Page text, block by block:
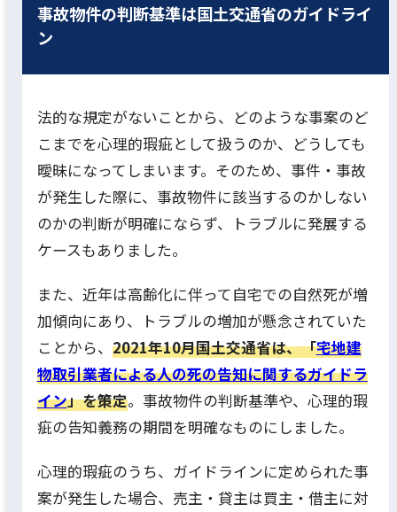
事故物件の判断基準は国土交通省のガイドライ
ン
法的な規定がないことから、どのような事案のど
こまでを心理的瑕疵として扱うのか、どうしても
曖昧になってしまいます。そのため、事件・事故
が発生した際に、事故物件に該当するのかしない
のかの判断が明確にならず、トラブルに発展する
ケースもありました。
また、近年は高齢化に伴って自宅での自然死が増
加傾向にあり、トラブルの増加が懸念されていた
ことから、 2021年10月国土交通省は、「宅地建
物取引業者による人の死の告知に関するガイドラ
イン」を策定。事故物件の判断基準や、心理的瑕
疵の告知義務の期間を明確なものにしました。
心理的瑕疵のうち、ガイドラインに定められた事
案が発生した場合、売主・貸主は買主・借主に対